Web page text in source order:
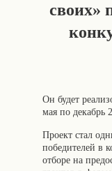
своих»
Он будет
мая по декабрь
Проект стал
победителей в
отборе на